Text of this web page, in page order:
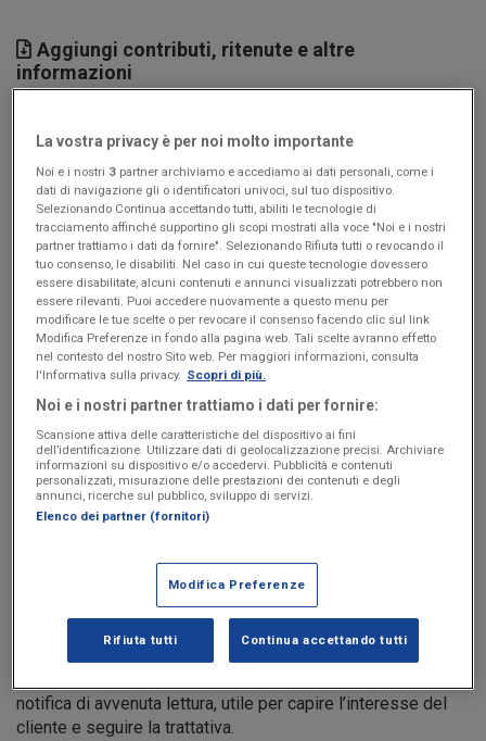
Aggiungi contributi, ritenute e altre
informazioni
contributi, ritenute d’acconto, metodo di pagamento, split
payment e marca da bollo. Semplificherai la gestione
dell’incasso quando la proposta verrà accettata.
Scegli e personalizza i modelli di preventivo
Puoi partire dai modelli precompilati, oppure creare un
preventivo online in html. Tutti i modelli sono
personalizzabili nei colori e con il font e il logo della tua
attività.
Gestisci la trattativa ovunque ti trovi, con l’App
per preventivi
Sei fuori ufficio o non hai il PC a disposizione? Con l’
Fatture in Cloudpuoi generare, inviare e gestire i preventivi
Invia il preventivo tramite e-mail
Invia il preventivo direttamente dal programma Fatture in
notifica di avvenuta lettura, utile per capire l’interesse del
cliente e seguire la trattativa.
La vostra privacy è per noi molto importante
Noi e i nostri 3 partner archiviamo e accediamo ai dati personali, come i
dati di navigazione gli o identificatori univoci, sul tuo dispositivo.
Selezionando Continua accettando tutti, abiliti le tecnologie di
tracciamento affinché supportino gli scopi mostrati alla voce "Noi e i nostri
partner trattiamo i dati da fornire". Selezionando Rifiuta tutti o revocando il
tuo consenso, le disabiliti. Nel caso in cui queste tecnologie dovessero
essere disabilitate, alcuni contenuti e annunci visualizzati potrebbero non
essere rilevanti. Puoi accedere nuovamente a questo menu per
modificare le tue scelte o per revocare il consenso facendo clic sul link
Modifica Preferenze in fondo alla pagina web. Tali scelte avranno effetto
nel contesto del nostro Sito web. Per maggiori informazioni, consulta
l'Informativa sulla privacy. Scopri di più.
Noi e i nostri partner trattiamo i dati per fornire:
Scansione attiva delle caratteristiche del dispositivo ai fini
dell’identificazione. Utilizzare dati di geolocalizzazione precisi. Archiviare
informazioni su dispositivo e/o accedervi. Pubblicità e contenuti
personalizzati, misurazione delle prestazioni dei contenuti e degli
annunci, ricerche sul pubblico, sviluppo di servizi.
Elenco dei partner (fornitori)
Modifica Preferenze
Rifiuta tutti Continua accettando tutti